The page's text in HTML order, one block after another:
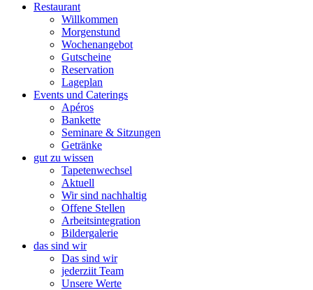
Restaurant
Willkommen
Morgenstund
Wochenangebot
Gutscheine
Reservation
Lageplan
Events und Caterings
Apéros
Bankette
Seminare & Sitzungen
Getränke
gut zu wissen
Tapetenwechsel
Aktuell
Wir sind nachhaltig
Offene Stellen
Arbeitsintegration
Bildergalerie
das sind wir
Das sind wir
jederziit Team
Unsere Werte